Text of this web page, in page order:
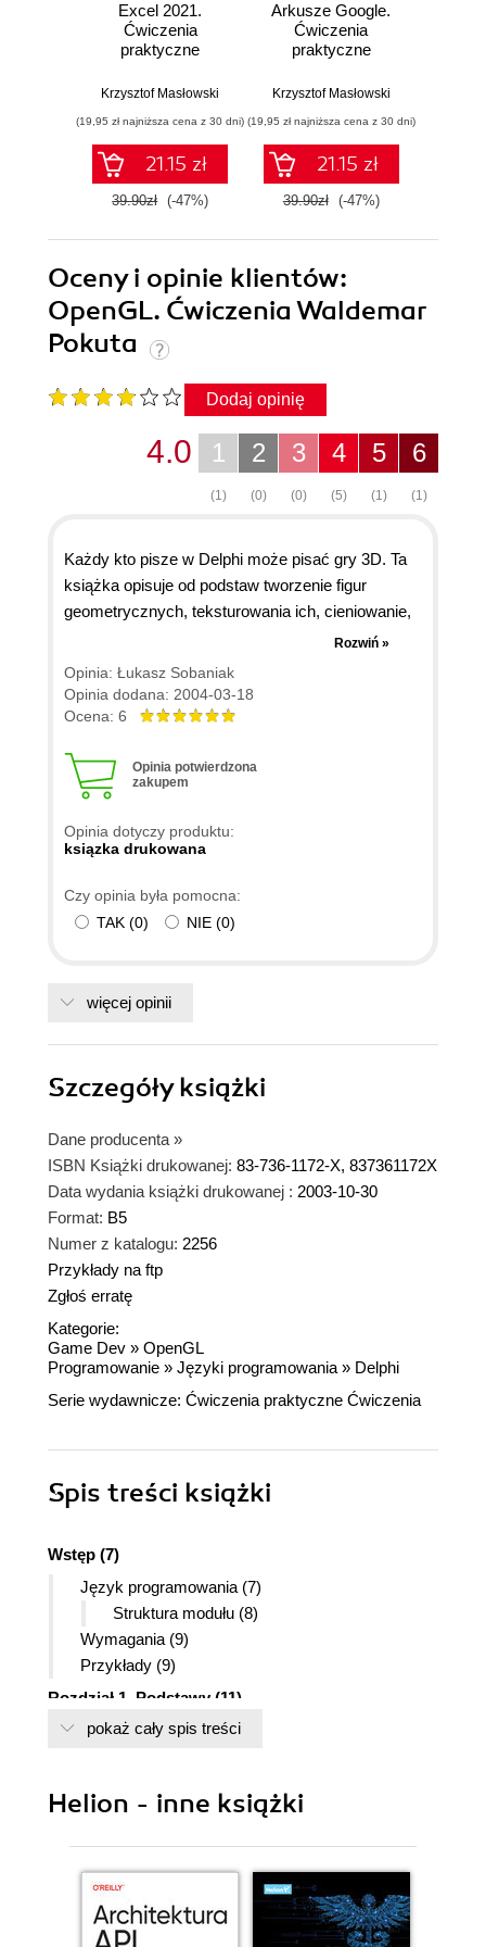
Excel 2021.
Ćwiczenia
praktyczne
Krzysztof Masłowski
(19,95 zł najniższa cena z 30 dni)
21.15 zł
39.90zł (-47%)
Arkusze Google.
Ćwiczenia
praktyczne
Krzysztof Masłowski
(19,95 zł najniższa cena z 30 dni)
21.15 zł
39.90zł (-47%)
Oceny i opinie klientów:
OpenGL. Ćwiczenia Waldemar
Pokuta
Dodaj opinię
6
(1)
5
(1)
4
(5)
3
(0)
2
(0)
1
(1)
4.0
Każdy kto pisze w Delphi może pisać gry 3D. Ta
książka opisuje od podstaw tworzenie figur
geometrycznych, teksturowania ich, cieniowanie,
podświetlanie itp. Dzięki tej książce nauczysz się
podstaw OpenGL. Ta książka świetnie nadaje się
dla początkujących, którzy chcą zrobić np. gry
3D. Polecam ją każdemu programiście, bo
jest napisana przystępnym językiem zrozumiałym
dla każdego, bo autor niestosuje żadnego
Rozwiń »
Opinia: Łukasz Sobaniak
Opinia dodana: 2004-03-18
Ocena: 6
Opinia potwierdzona
zakupem
Opinia dotyczy produktu:
ksiązka drukowana
Czy opinia była pomocna:
TAK (0) NIE (0)
więcej opinii
Szczegółyksiążki
Dane producenta »
ISBN Książki drukowanej: 83-736-1172-X, 837361172X
Data wydania książki drukowanej : 2003-10-30
Format: B5
Numer z katalogu: 2256
Przykłady na ftp
Zgłoś erratę
Kategorie:
Game Dev » OpenGL
Programowanie » Języki programowania » Delphi
Serie wydawnicze: Ćwiczenia praktyczne Ćwiczenia
Spis treści książki
Wstęp (7)
Język programowania (7)
Struktura modułu (8)
Wymagania (9)
Przykłady (9)
Rozdział 1. Podstawy (11)
Na początku (11)
Linie (17)
Głębia (19)
Widoczność (19)
Czworokąty (20)
pokaż cały spis treści
Helion - inne książki